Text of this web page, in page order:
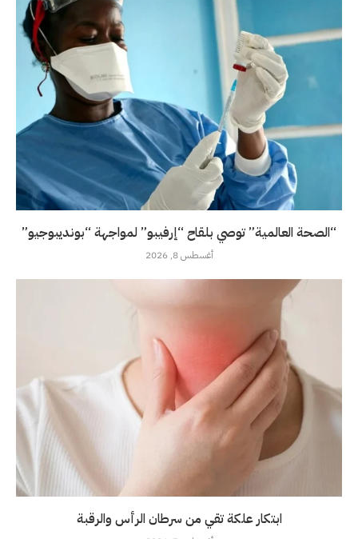
“الصحة العالمية” توصي بلقاح “إرفيبو” لمواجهة “بونديبوجيو”
أغسطس 8, 2026
ابتكار علكة تقي من سرطان الرأس والرقبة